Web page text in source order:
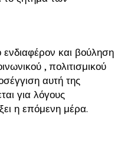
και βούληση
, πολιτισμικού
αυτή της
για λόγους
η επόμενη μέρα.